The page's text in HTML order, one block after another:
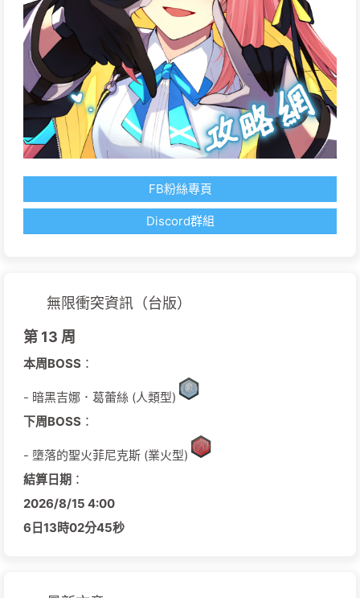
FB粉絲專頁
Discord群組
無限衝突資訊（台版）
第 13 周
本周BOSS ：
- 暗黑吉娜．葛蕾絲 (人類型)
下周BOSS ：
- 墮落的聖火菲尼克斯 (業火型)
結算日期 ：
2026/8/15 4:00
6日13時02分44秒